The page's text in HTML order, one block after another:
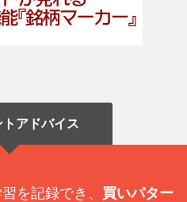
トアドバイス
を記録でき、 買いパター